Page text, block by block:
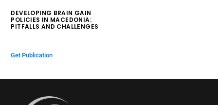
DEVELOPING BRAIN GAIN
POLICIES IN MACEDONIA:
PITFALLS AND CHALLENGES
Get Publication